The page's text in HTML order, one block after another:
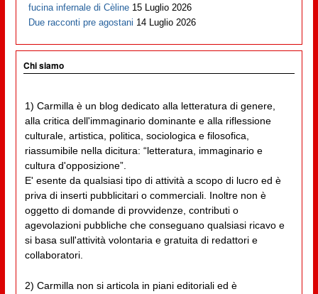
fucina infernale di Cèline 15 Luglio 2026
Due racconti pre agostani 14 Luglio 2026
Chi siamo
1) Carmilla è un blog dedicato alla letteratura di genere,
alla critica dell'immaginario dominante e alla riflessione
culturale, artistica, politica, sociologica e filosofica,
riassumibile nella dicitura: “letteratura, immaginario e
cultura d'opposizione”.
E' esente da qualsiasi tipo di attività a scopo di lucro ed è
priva di inserti pubblicitari o commerciali. Inoltre non è
oggetto di domande di provvidenze, contributi o
agevolazioni pubbliche che conseguano qualsiasi ricavo e
si basa sull'attività volontaria e gratuita di redattori e
collaboratori.
2) Carmilla non si articola in piani editoriali ed è